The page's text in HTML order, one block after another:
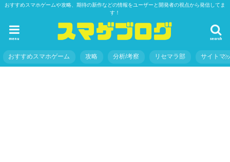
おすすめスマホゲームや攻略、期待の新作などの情報をユーザーと開発者の視点から発信してま
す！
search
menu
おすすめスマホゲーム 攻略 分析/考察 リセマラ部 サイトマ